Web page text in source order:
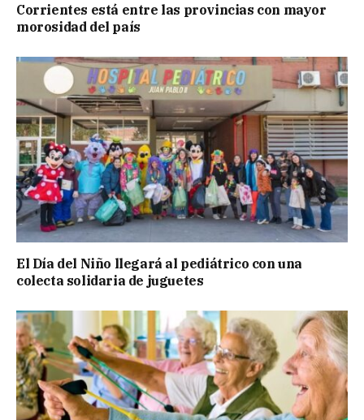
Corrientes está entre las provincias con mayor
morosidad del país
El Día del Niño llegará al pediátrico con una
colecta solidaria de juguetes